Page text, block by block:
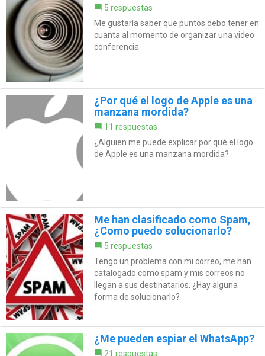
5 respuestas
Me gustaría saber que puntos debo tener en
cuanta al momento de organizar una video
conferencia
¿Por qué el logo de Apple es una
manzana mordida?
11 respuestas
¿Alguien me puede explicar por qué el logo
de Apple es una manzana mordida?
Me han clasificado como Spam,
¿Como puedo solucionarlo?
5 respuestas
Tengo un problema con mi correo, me han
catalogado como spam y mis correos no
llegan a sus destinatarios, ¿Hay alguna
forma de solucionarlo?
¿Me pueden espiar el WhatsApp?
21 respuestas